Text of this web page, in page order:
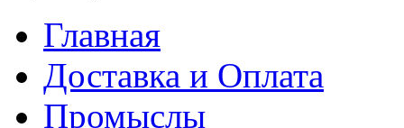
Главная
Доставка и Оплата
Промыслы